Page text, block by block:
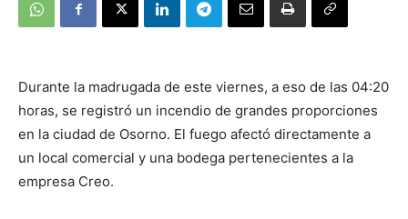
Durante la madrugada de este viernes, a eso de las 04:20
horas, se registró un incendio de grandes proporciones
en la ciudad de Osorno. El fuego afectó directamente a
un local comercial y una bodega pertenecientes a la
empresa Creo.